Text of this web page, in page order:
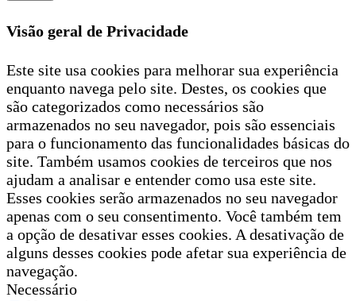
Visão geral de Privacidade
Este site usa cookies para melhorar sua experiência
enquanto navega pelo site. Destes, os cookies que
são categorizados como necessários são
armazenados no seu navegador, pois são essenciais
para o funcionamento das funcionalidades básicas do
site. Também usamos cookies de terceiros que nos
ajudam a analisar e entender como usa este site.
Esses cookies serão armazenados no seu navegador
apenas com o seu consentimento. Você também tem
a opção de desativar esses cookies. A desativação de
alguns desses cookies pode afetar sua experiência de
navegação.
Necessário